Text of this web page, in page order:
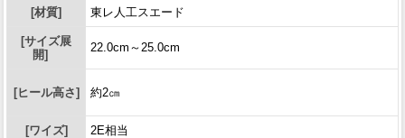
[材質] 東レ人工スエード
[サイズ展
開]
22.0cm～25.0cm
[ヒール高さ] 約2㎝
[ワイズ] 2E相当